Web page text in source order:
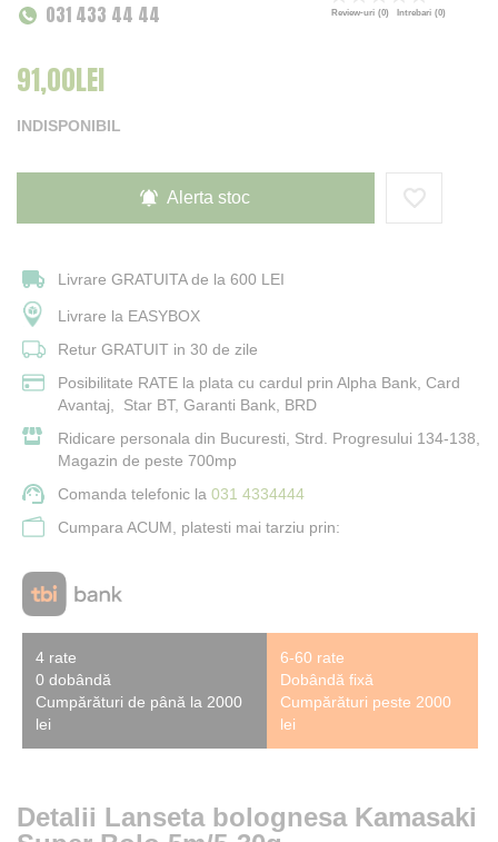
031 433 44 44
0
% of100
Review-uri (0) Intrebari (0)
91,00LEI
INDISPONIBIL
Alerta stoc
Livrare GRATUITA de la 600 LEI
Livrare la EASYBOX
Retur GRATUIT in 30 de zile
Posibilitate RATE la plata cu cardul prin Alpha Bank, Card
Avantaj, Star BT, Garanti Bank, BRD
Ridicare personala din Bucuresti, Strd. Progresului 134-138,
Magazin de peste 700mp
Comanda telefonic la 031 4334444
Cumpara ACUM, platesti mai tarziu prin:
4 rate
0 dobândă
Cumpărături de până la 2000
lei
6-60 rate
Dobândă fixă
Cumpărături peste 2000
lei
Detalii Lanseta bolognesa Kamasaki